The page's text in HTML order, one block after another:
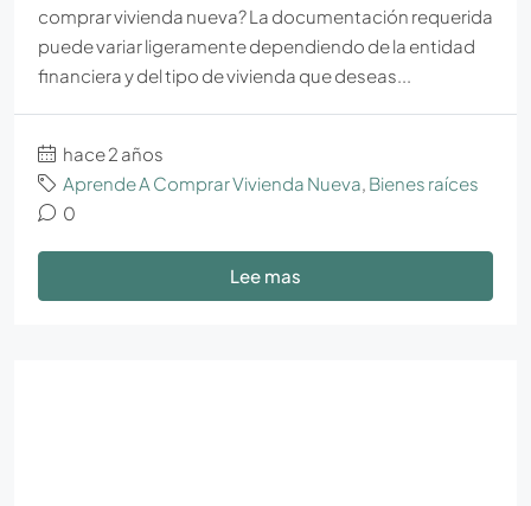
comprar vivienda nueva? La documentación requerida
puede variar ligeramente dependiendo de la entidad
financiera y del tipo de vivienda que deseas...
hace 2 años
Aprende A Comprar Vivienda Nueva, Bienes raíces
0
Lee mas